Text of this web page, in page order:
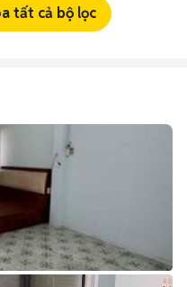
tất cả bộ lọc